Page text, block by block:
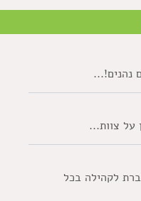
נהנים!...
צוות...
לקהילה בכל